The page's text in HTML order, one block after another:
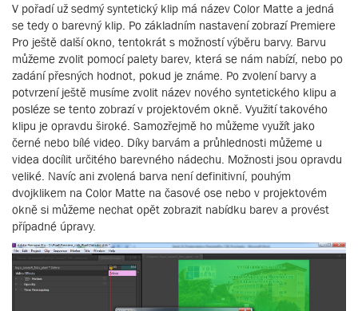
V pořadí už sedmý syntetický klip má název Color Matte a jedná
se tedy o barevný klip. Po základním nastavení zobrazí Premiere
Pro ještě další okno, tentokrát s možností výběru barvy. Barvu
můžeme zvolit pomocí palety barev, která se nám nabízí, nebo po
zadání přesných hodnot, pokud je známe. Po zvolení barvy a
potvrzení ještě musíme zvolit název nového syntetického klipu a
posléze se tento zobrazí v projektovém okně. Využití takového
klipu je opravdu široké. Samozřejmě ho můžeme využít jako
černé nebo bílé video. Díky barvám a průhlednosti můžeme u
videa docílit určitého barevného nádechu. Možnosti jsou opravdu
veliké. Navíc ani zvolená barva není definitivní, pouhým
dvojklikem na Color Matte na časové ose nebo v projektovém
okně si můžeme nechat opět zobrazit nabídku barev a provést
případné úpravy.